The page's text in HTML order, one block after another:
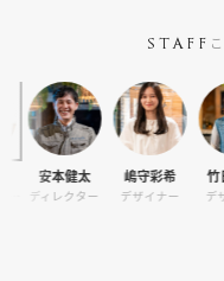
STAFF
本健太
レクター
嶋守彩希
デザイナー
竹田 春陽
デザイナー